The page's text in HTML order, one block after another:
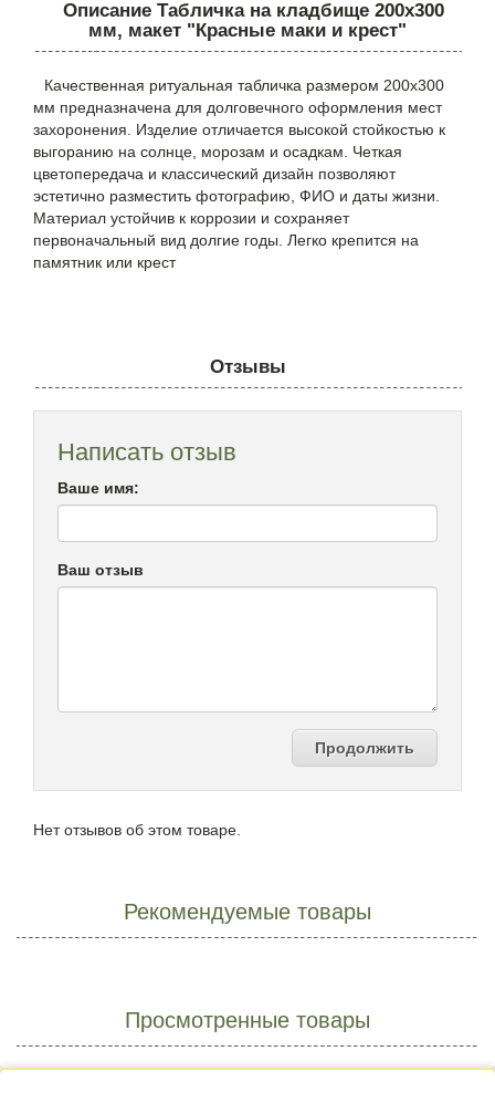
Описание Табличка на кладбище 200х300
мм, макет "Красные маки и крест"
Качественная ритуальная табличка размером 200х300
мм предназначена для долговечного оформления мест
захоронения. Изделие отличается высокой стойкостью к
выгоранию на солнце, морозам и осадкам. Четкая
цветопередача и классический дизайн позволяют
эстетично разместить фотографию, ФИО и даты жизни.
Материал устойчив к коррозии и сохраняет
первоначальный вид долгие годы. Легко крепится на
памятник или крест
Отзывы
Написать отзыв
Ваше имя:
Ваш отзыв
Продолжить
Нет отзывов об этом товаре.
Рекомендуемые товары
Просмотренные товары